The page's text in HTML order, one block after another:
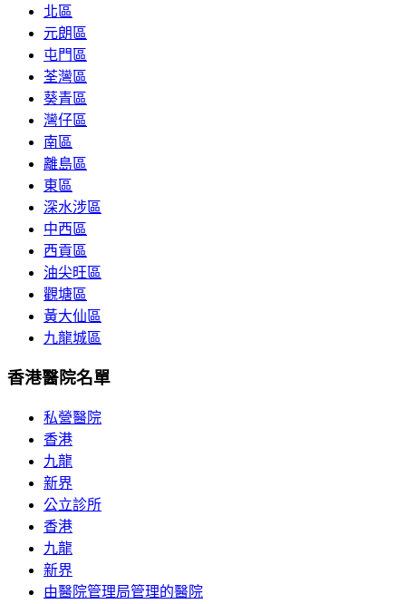
北區
元朗區
屯門區
荃灣區
葵青區
灣仔區
南區
離島區
東區
深水涉區
中西區
西貢區
油尖旺區
觀塘區
黃大仙區
九龍城區
香港醫院名單
私營醫院
香港
九龍
新界
公立診所
香港
九龍
新界
由醫院管理局管理的醫院